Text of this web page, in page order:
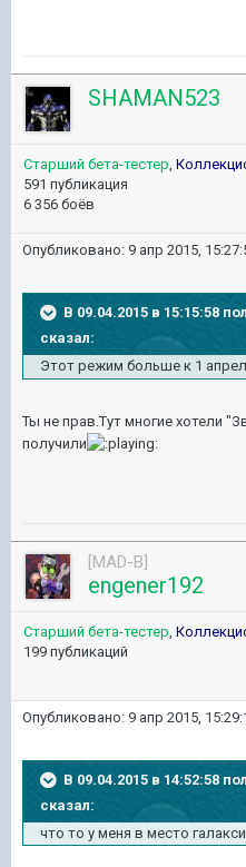
SHAMAN523
Старший бета-тестер,
591 публикация
6 356 боёв
Опубликовано: 9 апр 2015,
В 09.04.2015 в 15:15:58
сказал:
Этот режим больше к 1
Ты не прав.Тут многие хотели
получили
[MAD-B]
engener192
Старший бета-тестер,
199 публикаций
Опубликовано: 9 апр 2015,
В 09.04.2015 в 14:52:58
сказал:
что то у меня в место